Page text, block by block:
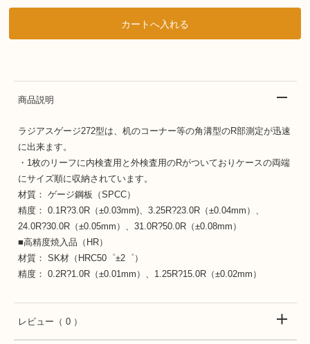
商品説明
ラジアスゲージ272型は、机のコーナー等の角溝型のR部測定が迅速
に出来ます。
・1枚のリーフに内検査用と外検査用のRがついておりケースの両端
にサイズ順に収納されています。
材質： ゲージ鋼板（SPCC）
精度： 0.1R?3.0R（±0.03mm)、3.25R?23.0R（±0.04mm）、
24.0R?30.0R（±0.05mm）、31.0R?50.0R（±0.08mm）
■高精度焼入品（HR）
材質： SK材（HRC50゜±2゜）
精度： 0.2R?1.0R（±0.01mm）、1.25R?15.0R（±0.02mm）
レビュー （ 0 ）